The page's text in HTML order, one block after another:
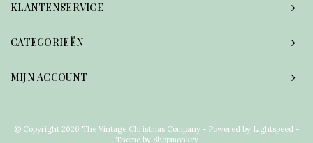
KLANTENSERVICE
CATEGORIEËN
MIJN ACCOUNT
© Copyright 2026 The Vintage Christmas Company - Powered by Lightspeed -
Theme by Shopmonkey